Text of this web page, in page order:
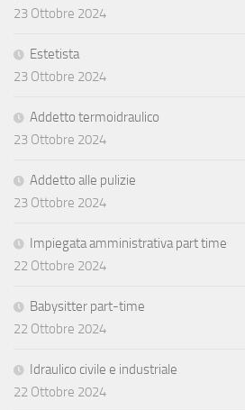
23 Ottobre 2024
Estetista
23 Ottobre 2024
Addetto termoidraulico
23 Ottobre 2024
Addetto alle pulizie
23 Ottobre 2024
Impiegata amministrativa part time
22 Ottobre 2024
Babysitter part-time
22 Ottobre 2024
Idraulico civile e industriale
22 Ottobre 2024